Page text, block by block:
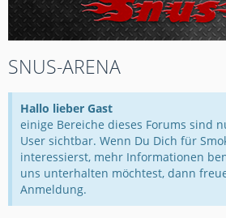
SNUS-ARENA
Hallo lieber Gast
einige Bereiche dieses Forums sind
User sichtbar. Wenn Du Dich für
interessierst, mehr Informationen
uns unterhalten möchtest, dann
Anmeldung.